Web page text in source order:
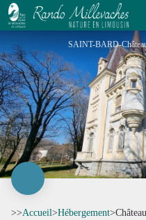
Château de Chazelpaud
SAINT-BARD-
>>Accueil>Hébergement>